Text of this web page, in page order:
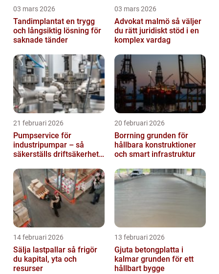
03 mars 2026
Tandimplantat en trygg
och långsiktig lösning för
saknade tänder
03 mars 2026
Advokat malmö så väljer
du rätt juridiskt stöd i en
komplex vardag
21 februari 2026
Pumpservice för
industripumpar – så
säkerställs driftsäkerhet
20 februari 2026
Borrning grunden för
hållbara konstruktioner
och smart infrastruktur
14 februari 2026
Sälja lastpallar så frigör
du kapital, yta och
resurser
13 februari 2026
Gjuta betongplatta i
kalmar grunden för ett
hållbart bygge